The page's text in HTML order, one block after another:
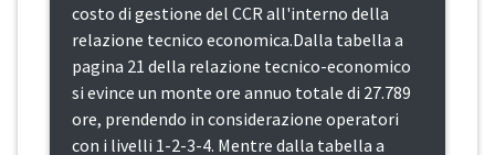
costo di gestione del CCR all'interno della
relazione tecnico economica.Dalla tabella a
pagina 21 della relazione tecnico-economico
si evince un monte ore annuo totale di 27.789
ore, prendendo in considerazione operatori
con i livelli 1-2-3-4. Mentre dalla tabella a